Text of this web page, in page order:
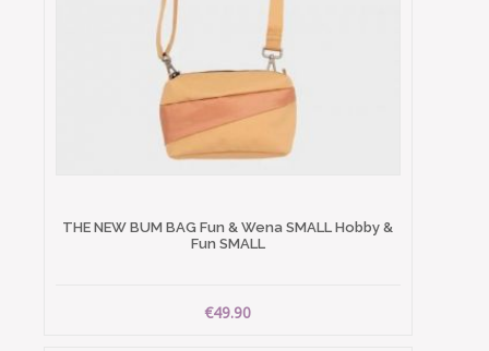
THE NEW BUM BAG Fun & Wena SMALL Hobby &
Fun SMALL
€49.90